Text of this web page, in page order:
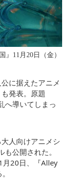
11月20日（金）
に据えたアニメ
発表。原題
へ導いてしまっ
人向けアニメシ
公開された。
月20日、『Alley